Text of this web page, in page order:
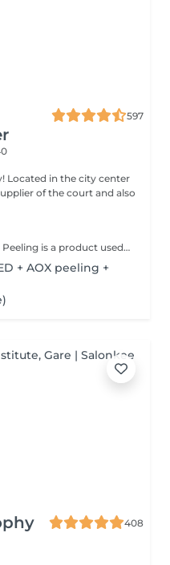
597
of the court and also
Want to change your skin? 2B Bio Peeling is a product used in manual micro-dermabrasion (without the use of equipment). This method of abrasion of the surface of the epidermis aims to eliminate the dead cells that form the stratum corneum. Unlike other peel treatments that only work on the surface, 2B Bio Peeling triggers the exfoliation process from the inside. Your skin is deeply purified, the cellular metabolism is reactivated, the enlarged pores are tightened and the pigmentation is reduced. A dazzling result that immediately illuminates you.
+ AOX peeling +
408